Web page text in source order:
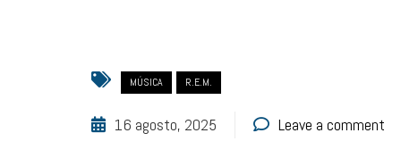
MÚSICA R.E.M.
16 agosto, 2025 Leave a comment